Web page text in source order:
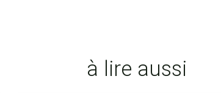
à lire aussi